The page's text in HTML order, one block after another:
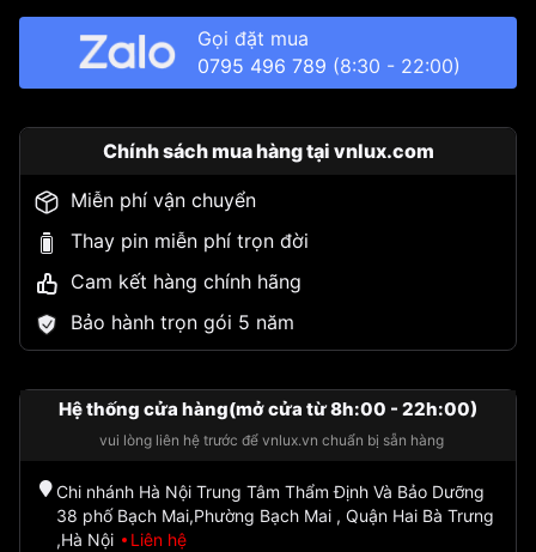
Gọi đặt mua
0795 496 789 (8:30 - 22:00)
Chính sách mua hàng tại vnlux.com
Miễn phí vận chuyển
Thay pin miễn phí trọn đời
Cam kết hàng chính hãng
Bảo hành trọn gói 5 năm
Hệ thống cửa hàng(mở cửa từ 8h:00 - 22h:00)
vui lòng liên hệ trước để vnlux.vn chuẩn bị sẵn hàng
Chi nhánh Hà Nội Trung Tâm Thẩm Định Và Bảo Dưỡng
38 phố Bạch Mai,Phường Bạch Mai , Quận Hai Bà Trưng
,Hà Nội
Liên hệ